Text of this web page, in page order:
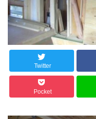
Twitter
Pocket